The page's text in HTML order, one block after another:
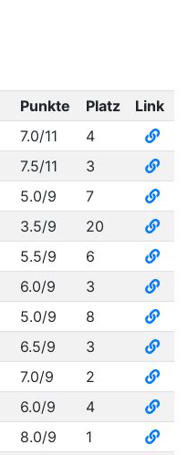
Punkte Platz
Link
7.0/11
4
7.5/11
3
5.0/9
7
3.5/9
20
5.5/9
6
6.0/9
3
5.0/9
8
6.5/9
3
7.0/9
2
6.0/9
4
8.0/9
1